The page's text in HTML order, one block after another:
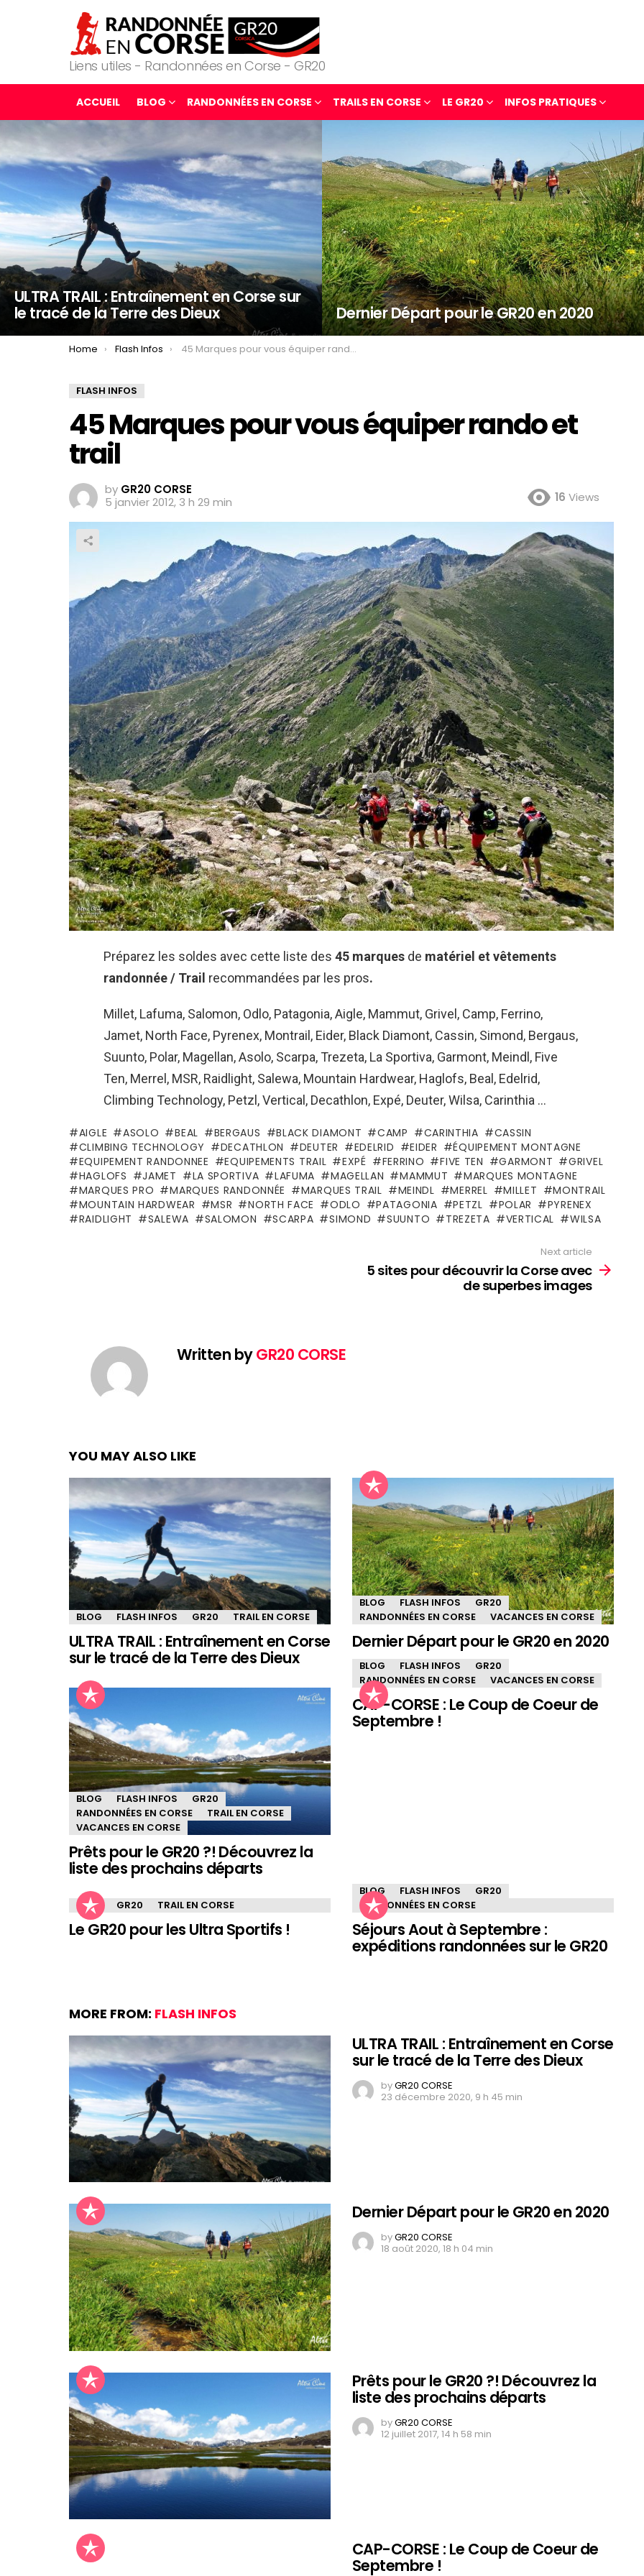
Liens utiles - Randonnées en Corse - GR20
ACCUEIL BLOG RANDONNÉES EN CORSE TRAILS EN CORSE LE GR20 INFOS PRATIQUES
STORIES
ULTRA TRAIL : Entraînement en Corse sur
le tracé de la Terre des Dieux Dernier Départ pour le GR20 en 2020
You are here:
Home Flash Infos 45 Marques pour vous équiper rando et trail
FLASH INFOS
45 Marques pour vous équiper rando et
trail
by GR20 CORSE
5 janvier 2012, 3 h 29 min
16 Views
Préparez les soldes avec cette liste des 45 marques de matériel et vêtements
randonnée / Trail recommandées par les pros.
Millet, Lafuma, Salomon, Odlo, Patagonia, Aigle, Mammut, Grivel, Camp, Ferrino,
Jamet, North Face, Pyrenex, Montrail, Eider, Black Diamont, Cassin, Simond, Bergaus,
Suunto, Polar, Magellan, Asolo, Scarpa, Trezeta, La Sportiva, Garmont, Meindl, Five
Ten, Merrel, MSR, Raidlight, Salewa, Mountain Hardwear, Haglofs, Beal, Edelrid,
Climbing Technology, Petzl, Vertical, Decathlon, Expé, Deuter, Wilsa, Carinthia …
AIGLE ASOLO BEAL BERGAUS BLACK DIAMONT CAMP CARINTHIA
CASSIN
CLIMBING TECHNOLOGY
DECATHLON DEUTER EDELRID EIDER
ÉQUIPEMENT MONTAGNE
EQUIPEMENT RANDONNEE
EQUIPEMENTS TRAIL EXPÉ FERRINO FIVE TEN GARMONT
GRIVEL
HAGLOFS
JAMET LA SPORTIVA LAFUMA MAGELLAN MAMMUT
MARQUES MONTAGNE
MARQUES PRO
MARQUES RANDONNÉE MARQUES TRAIL MEINDL MERREL MILLET
MONTRAIL
MOUNTAIN HARDWEAR
MSR NORTH FACE ODLO PATAGONIA PETZL POLAR
PYRENEX
RAIDLIGHT
SALEWA SALOMON SCARPA SIMOND SUUNTO TREZETA VERTICAL WILSA
Next article
5 sites pour découvrir la Corse avec
de superbes images
Written byGR20 CORSE
YOU MAY ALSO LIKE
BLOG FLASH INFOS GR20 TRAIL EN CORSE
ULTRA TRAIL : Entraînement en Corse
sur le tracé de la Terre des Dieux
BLOG FLASH INFOS
GR20
RANDONNÉES EN CORSE
VACANCES EN CORSE
Dernier Départ pour le GR20 en 2020
BLOG FLASH INFOS
GR20
RANDONNÉES EN CORSE
TRAIL EN CORSE
VACANCES EN CORSE
Prêts pour le GR20 ?! Découvrez la
liste des prochains départs
BLOG FLASH INFOS
GR20
RANDONNÉES EN CORSE
VACANCES EN CORSE
CAP-CORSE : Le Coup de Coeur de
Septembre !
BLOG GR20 TRAIL EN CORSE
Le GR20 pour les Ultra Sportifs !
BLOG FLASH INFOS
GR20
RANDONNÉES EN CORSE
Séjours Aout à Septembre :
expéditions randonnées sur le GR20
MORE FROM: FLASH INFOS
ULTRA TRAIL : Entraînement en Corse
sur le tracé de la Terre des Dieux
byGR20 CORSE
23 décembre 2020, 9 h 45 min
Dernier Départ pour le GR20 en 2020
byGR20 CORSE
18 août 2020, 18 h 04 min
Prêts pour le GR20 ?! Découvrez la
liste des prochains départs
byGR20 CORSE
12 juillet 2017, 14 h 58 min
CAP-CORSE : Le Coup de Coeur de
Septembre !